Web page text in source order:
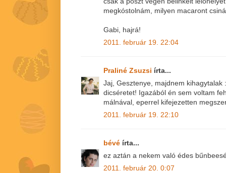
megkóstolnám, milyen macaront
Gabi, hajrá!
2011. február 19. 22:04
Praliné Zsuzsi írta...
Jaj, Gesztenye, majdnem kihagytalak
dicséretet! Igazából én sem voltam
málnával, eperrel kifejezetten
2011. február 19. 22:10
bévé írta...
ez aztán a nekem való édes
2011. február 20. 0:07